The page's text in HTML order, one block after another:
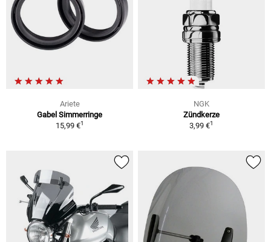
Ariete
Gabel Simmerringe
15,99 €1
NGK
Zündkerze
3,99 €1